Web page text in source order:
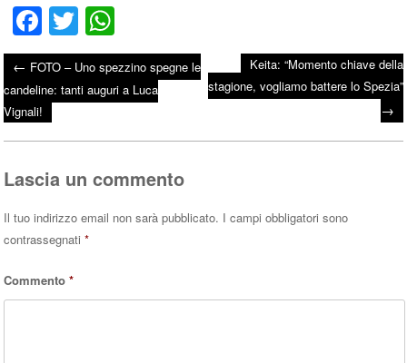
Fa
ce
bo
ok
T
wi
tte
r
ha
ts
A
pp
Post navigation
← FOTO – Uno spezzino spegne le
candeline: tanti auguri a Luca
Vignali!
Keita: “Momento chiave della
stagione, vogliamo battere lo Spezia”
→
Lascia un commento
Il tuo indirizzo email non sarà pubblicato. I campi obbligatori sono
contrassegnati*
Commento*